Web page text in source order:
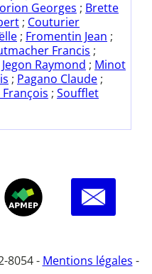
Georges ; Brette
; Couturier
; Fromentin Jean ;
Francis ;
Jegon Raymond ; Minot
; Pagano Claude ;
; Soufflet
8054 - Mentions légales -